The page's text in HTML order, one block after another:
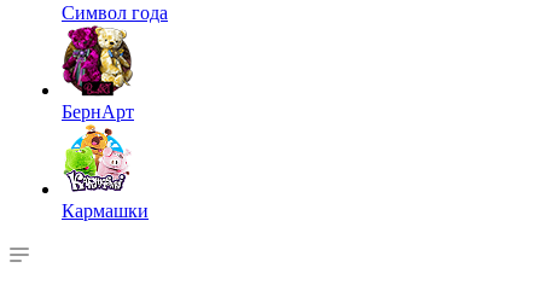
Символ года
БернАрт
Кармашки